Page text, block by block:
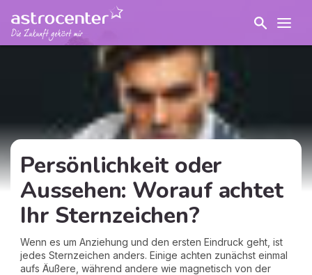
Persönlichkeit oder
Aussehen: Worauf achtet
Ihr Sternzeichen?
Wenn es um Anziehung und den ersten Eindruck geht, ist
jedes Sternzeichen anders. Einige achten zunächst einmal
aufs Äußere, während andere wie magnetisch von der